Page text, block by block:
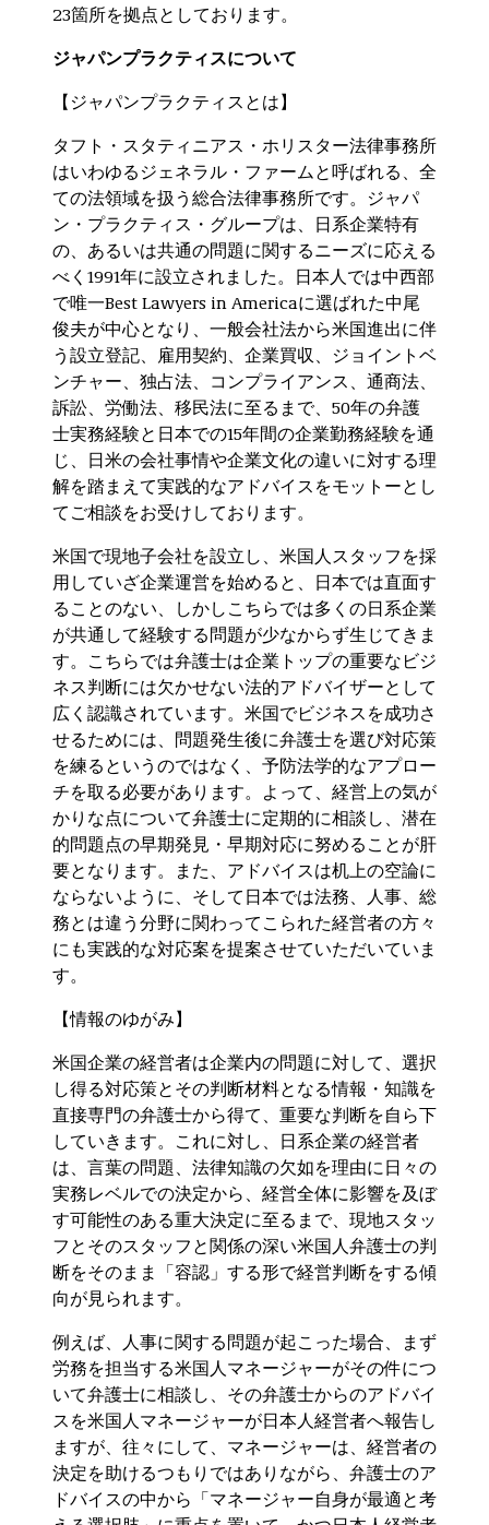
23箇所を拠点としております。
ジャパンプラクティスについて
【ジャパンプラクティスとは】
タフト・スタティニアス・ホリスター法律事務所
はいわゆるジェネラル・ファームと呼ばれる、全
ての法領域を扱う総合法律事務所です。ジャパ
ン・プラクティス・グループは、日系企業特有
の、あるいは共通の問題に関するニーズに応える
べく1991年に設立されました。日本人では中西部
で唯一Best Lawyers in Americaに選ばれた中尾
俊夫が中心となり、一般会社法から米国進出に伴
う設立登記、雇用契約、企業買収、ジョイントベ
ンチャー、独占法、コンプライアンス、通商法、
訴訟、労働法、移民法に至るまで、50年の弁護
士実務経験と日本での15年間の企業勤務経験を通
じ、日米の会社事情や企業文化の違いに対する理
解を踏まえて実践的なアドバイスをモットーとし
てご相談をお受けしております。
米国で現地子会社を設立し、米国人スタッフを採
用していざ企業運営を始めると、日本では直面す
ることのない、しかしこちらでは多くの日系企業
が共通して経験する問題が少なからず生じてきま
す。こちらでは弁護士は企業トップの重要なビジ
ネス判断には欠かせない法的アドバイザーとして
広く認識されています。米国でビジネスを成功さ
せるためには、問題発生後に弁護士を選び対応策
を練るというのではなく、予防法学的なアプロー
チを取る必要があります。よって、経営上の気が
かりな点について弁護士に定期的に相談し、潜在
的問題点の早期発見・早期対応に努めることが肝
要となります。また、アドバイスは机上の空論に
ならないように、そして日本では法務、人事、総
務とは違う分野に関わってこられた経営者の方々
にも実践的な対応案を提案させていただいていま
す。
【情報のゆがみ】
米国企業の経営者は企業内の問題に対して、選択
し得る対応策とその判断材料となる情報・知識を
直接専門の弁護士から得て、重要な判断を自ら下
していきます。これに対し、日系企業の経営者
は、言葉の問題、法律知識の欠如を理由に日々の
実務レベルでの決定から、経営全体に影響を及ぼ
す可能性のある重大決定に至るまで、現地スタッ
フとそのスタッフと関係の深い米国人弁護士の判
断をそのまま「容認」する形で経営判断をする傾
向が見られます。
例えば、人事に関する問題が起こった場合、まず
労務を担当する米国人マネージャーがその件につ
いて弁護士に相談し、その弁護士からのアドバイ
スを米国人マネージャーが日本人経営者へ報告し
ますが、往々にして、マネージャーは、経営者の
決定を助けるつもりではありながら、弁護士のア
ドバイスの中から「マネージャー自身が最適と考